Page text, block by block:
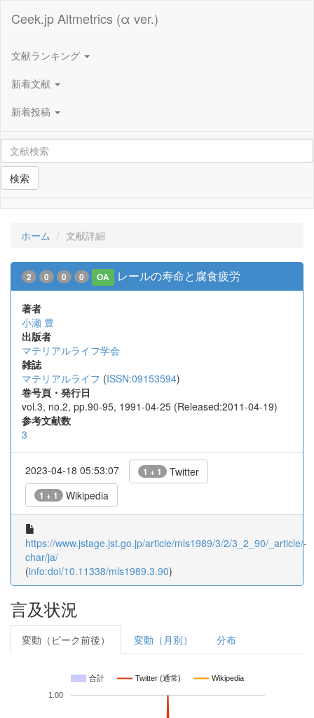
Ceek.jp Altmetrics (α ver.)
文献ランキング
新着文献
新着投稿
検索
ホーム 文献詳細
2 0 0 0 OA レールの寿命と腐食疲労
著者
小瀬 豊
出版者
マテリアルライフ学会
雑誌
マテリアルライフ (ISSN:09153594)
巻号頁・発行日
vol.3, no.2, pp.90-95, 1991-04-25 (Released:2011-04-19)
参考文献数
3
2023-04-18 05:53:07 1 + 1 Twitter
1 + 1 Wikipedia
https://www.jstage.jst.go.jp/article/mls1989/3/2/3_2_90/_article/-
char/ja/
(info:doi/10.11338/mls1989.3.90)
言及状況
変動（ピーク前後） 変動（月別） 分布
合計 Twitter (通常) Wikipedia
1.00